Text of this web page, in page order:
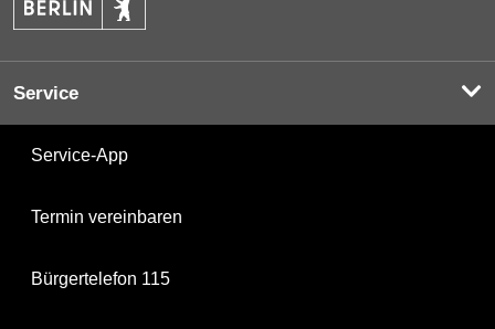
Service
Service-App
Termin vereinbaren
Bürgertelefon 115